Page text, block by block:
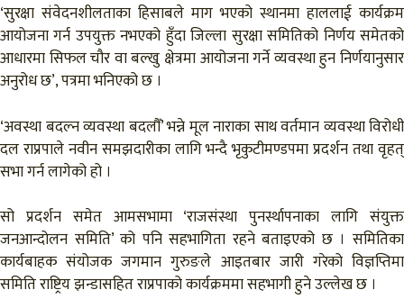
‘सुरक्षा संवेदनशीलताका हिसाबले माग भएको स्थानमा हाललाई कार्यक्रम
आयोजना गर्न उपयुक्त नभएको हुँदा जिल्ला सुरक्षा समितिको निर्णय समेतको
आधारमा सिफल चौर वा बल्खु क्षेत्रमा आयोजना गर्ने व्यवस्था हुन निर्णयानुसार
अनुरोध छ’, पत्रमा भनिएको छ ।
‘अवस्था बदल्न व्यवस्था बदलौँ’ भन्ने मूल नाराका साथ वर्तमान व्यवस्था विरोधी
दल राप्रपाले नवीन समझदारीका लागि भन्दै भृकुटीमण्डपमा प्रदर्शन तथा वृहत्
सभा गर्न लागेको हो ।
सो प्रदर्शन समेत आमसभामा ‘राजसंस्था पुनर्स्थापनाका लागि संयुक्त
जनआन्दोलन समिति’ को पनि सहभागिता रहने बताइएको छ । समितिका
कार्यबाहक संयोजक जगमान गुरुङले आइतबार जारी गरेको विज्ञप्तिमा
समिति राष्ट्रिय झन्डासहित राप्रपाको कार्यक्रममा सहभागी हुने उल्लेख छ ।